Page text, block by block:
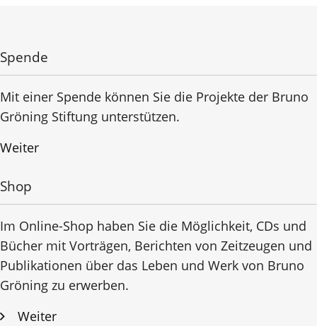
Spende
Mit einer Spende können Sie die Projekte der Bruno
Gröning Stiftung unterstützen.
Weiter
Shop
Im Online-Shop haben Sie die Möglichkeit, CDs und
Bücher mit Vorträgen, Berichten von Zeitzeugen und
Publikationen über das Leben und Werk von Bruno
Gröning zu erwerben.
Weiter